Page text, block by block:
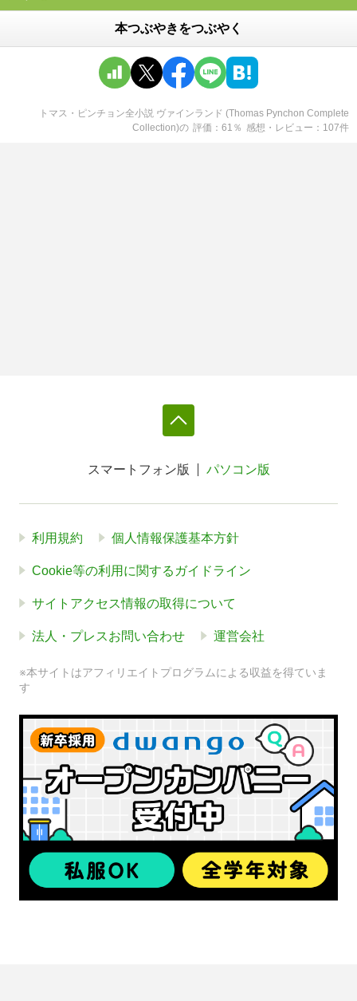
本つぶやきをつぶやく
トマス・ピンチョン全小説 ヴァインランド (Thomas Pynchon Complete
Collection)の 評価 61 ％ 感想・レビュー 107件
スマートフォン版 パソコン版
利用規約 個人情報保護基本方針
Cookie等の利用に関するガイドライン
サイトアクセス情報の取得について
法人・プレスお問い合わせ 運営会社
※本サイトはアフィリエイトプログラムによる収益を得ていま
す